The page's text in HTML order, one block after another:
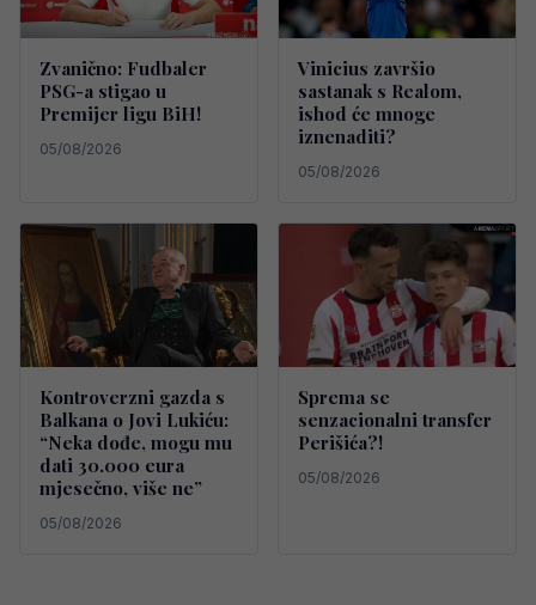
Zvanično: Fudbaler
PSG-a stigao u
Premijer ligu BiH!
05/08/2026
Vinicius završio
sastanak s Realom,
ishod će mnoge
iznenaditi?
05/08/2026
Kontroverzni gazda s
Balkana o Jovi Lukiću:
“Neka dođe, mogu mu
dati 30.000 eura
mjesečno, više ne”
05/08/2026
Sprema se
senzacionalni transfer
Perišića?!
05/08/2026